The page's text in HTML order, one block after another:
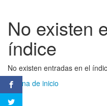
No existen
índice
No existen entradas en el
Página de inicio